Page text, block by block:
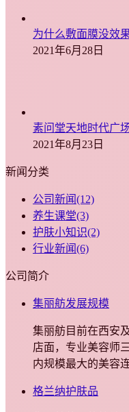
为什么敷面膜没效
2021年6月28日
素问堂天地时代广
2021年8月23日
新闻分类
公司新闻(12)
养生课堂(3)
护肤小知识(2)
行业新闻(6)
公司简介
集丽舫发展规模
集丽舫目前在西安
店面，专业美容师
内规模最大的美容
格兰纳护肤品